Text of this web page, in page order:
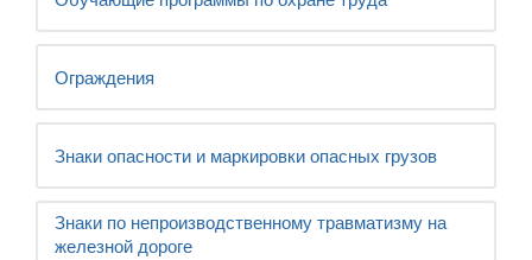
Ограждения
Знаки опасности и маркировки опасных грузов
Знаки по непроизводственному травматизму на
железной дороге